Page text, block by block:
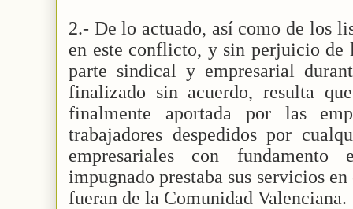
2.- De lo actuado, así como de los
en este conflicto, y sin perjuicio de
parte sindical y empresarial
finalizado sin acuerdo, resulta
finalmente aportada por las
trabajadores despedidos por
empresariales con
impugnado prestaba sus servicios
fueran de la Comunidad Valenciana.